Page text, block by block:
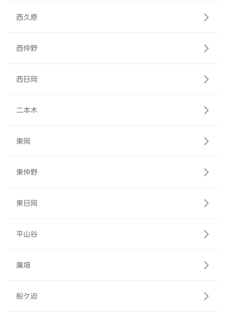
西久原
西仲野
西日岡
二本木
東岡
東仲野
東日岡
平山谷
廣畑
船ケ迫